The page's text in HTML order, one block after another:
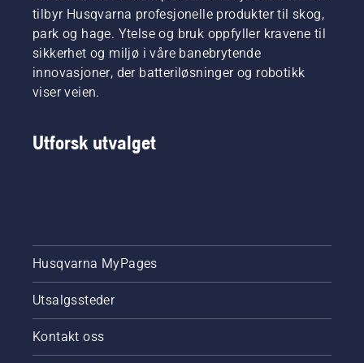
tilbyr Husqvarna profesjonelle produkter til skog,
park og hage. Ytelse og bruk oppfyller kravene til
sikkerhet og miljø i våre banebrytende
innovasjoner, der batteriløsninger og robotikk
viser veien.
Utforsk utvalget
Husqvarna MyPages
Utsalgssteder
Kontakt oss